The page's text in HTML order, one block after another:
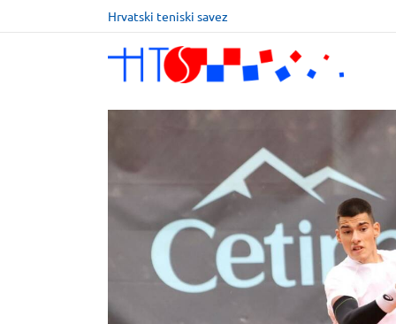
Hrvatski teniski savez